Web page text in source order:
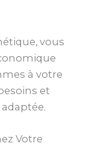
vous
à votre
et
Votre